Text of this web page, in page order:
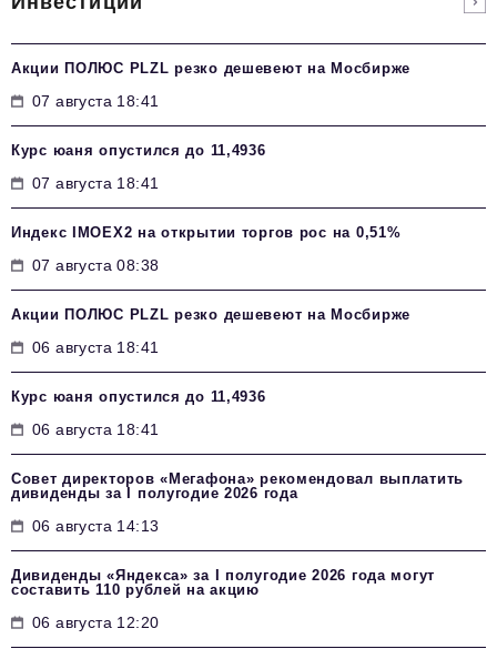
Акции ПОЛЮС PLZL резко дешевеют на Мосбирже
07 августа 18:41
Курс юаня опустился до 11,4936
07 августа 18:41
Индекс IMOEX2 на открытии торгов рос на 0,51%
07 августа 08:38
Акции ПОЛЮС PLZL резко дешевеют на Мосбирже
06 августа 18:41
Курс юаня опустился до 11,4936
06 августа 18:41
Совет директоров «Мегафона» рекомендовал выплатить
дивиденды за I полугодие 2026 года
06 августа 14:13
Дивиденды «Яндекса» за I полугодие 2026 года могут
составить 110 рублей на акцию
06 августа 12:20